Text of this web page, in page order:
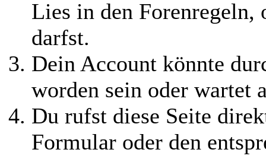
Lies in den Forenregeln,
darfst.
Dein Account könnte
worden sein oder wartet
Du rufst diese Seite
Formular oder den